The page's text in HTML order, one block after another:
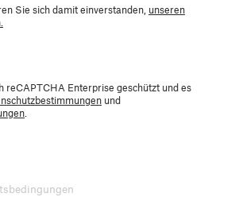
Sie sich damit einverstanden, unseren
reCAPTCHA Enterprise geschützt und es
und